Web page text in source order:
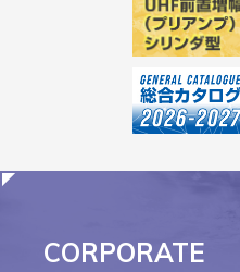
CORPORATE